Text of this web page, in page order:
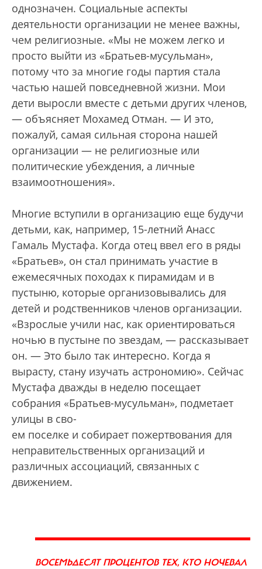
однозначен. Социальные аспекты
деятельности организации не менее важны,
чем религиозные. «Мы не можем легко и
просто выйти из «Братьев-мусульман»,
потому что за многие годы партия стала
частью нашей повседневной жизни. Мои
дети выросли вместе с детьми других членов,
— объясняет Мохамед Отман. — И это,
пожалуй, самая сильная сторона нашей
организации — не религиозные или
политические убеждения, а личные
взаимоотношения».
Многие вступили в организацию еще будучи
детьми, как, например, 15-летний Анасс
Гамаль Мустафа. Когда отец ввел его в ряды
«Братьев», он стал принимать участие в
ежемесячных походах к пирамидам и в
пустыню, которые организовывались для
детей и родственников членов организации.
«Взрослые учили нас, как ориентироваться
ночью в пустыне по звездам, — рассказывает
он. — Это было так интересно. Когда я
вырасту, стану изучать астрономию». Сейчас
Мустафа дважды в неделю посещает
собрания «Братьев-мусульман», подметает
улицы в сво-
ем поселке и собирает пожертвования для
неправительственных организаций и
различных ассоциаций, связанных с
движением.
ВОСЕМЬДЕСЯТ ПРОЦЕНТОВ ТЕХ, КТО НОЧЕВАЛ